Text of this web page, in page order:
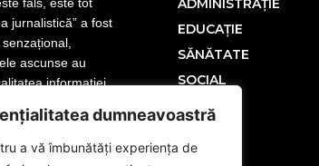
dumneavoastră
a vă îmbunătăți experiența de
fals, este tot
jurnalistică” a fost
ascunse au
informației.
publicații care
jurnaliști care
redactori
facem parte din
ADMINISTRAȚIE
EDUCAȚIE
SĂNĂTATE
SOCIAL
POLITICĂ
SPORT